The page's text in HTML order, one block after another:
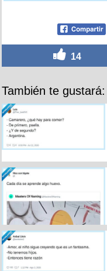
14
También te gustará: